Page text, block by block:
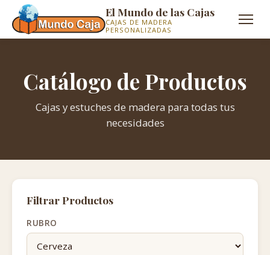
El Mundo de las Cajas
CAJAS DE MADERA
PERSONALIZADAS
Catálogo de Productos
Cajas y estuches de madera para todas tus
necesidades
Filtrar Productos
RUBRO